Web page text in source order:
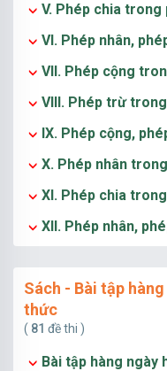
V. Phép chia trong
VI. Phép nhân,
VII. Phép cộng
VIII. Phép trừ
IX. Phép cộng,
X. Phép nhân
XI. Phép chia
XII. Phép nhân,
Sách - Bài tập
thức
( 81 đề thi )
Bài tập hàng ngày